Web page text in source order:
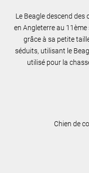
Le Beagle descend
en Angleterre au
grâce à sa petite
séduits, utilisant le
utilisé pour la
Chien de